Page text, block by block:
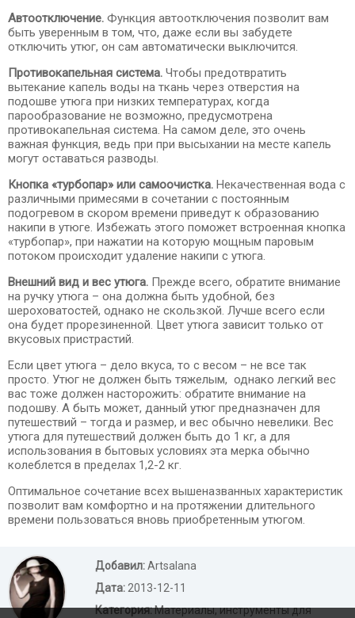
Автоотключение. Функция автоотключения позволит вам
быть уверенным в том, что, даже если вы забудете
отключить утюг, он сам автоматически выключится.
Противокапельная система. Чтобы предотвратить
вытекание капель воды на ткань через отверстия на
подошве утюга при низких температурах, когда
парообразование не возможно, предусмотрена
противокапельная система. На самом деле, это очень
важная функция, ведь при при высыхании на месте капель
могут оставаться разводы.
Кнопка «турбопар» или самоочистка. Некачественная вода с
различными примесями в сочетании с постоянным
подогревом в скором времени приведут к образованию
накипи в утюге. Избежать этого поможет встроенная кнопка
«турбопар», при нажатии на которую мощным паровым
потоком происходит удаление накипи с утюга.
Внешний вид и вес утюга. Прежде всего, обратите внимание
на ручку утюга – она должна быть удобной, без
шероховатостей, однако не скользкой. Лучше всего если
она будет прорезиненной. Цвет утюга зависит только от
вкусовых пристрастий.
Если цвет утюга – дело вкуса, то с весом – не все так
просто. Утюг не должен быть тяжелым, однако легкий вес
вас тоже должен насторожить: обратите внимание на
подошву. А быть может, данный утюг предназначен для
путешествий – тогда и размер, и вес обычно невелики. Вес
утюга для путешествий должен быть до 1 кг, а для
использования в бытовых условиях эта мерка обычно
колеблется в пределах 1,2-2 кг.
Оптимальное сочетание всех вышеназванных характеристик
позволит вам комфортно и на протяжении длительного
времени пользоваться вновь приобретенным утюгом.
Добавил:Artsalana
Дата: 2013-12-11
Категория:Материалы, инструменты для